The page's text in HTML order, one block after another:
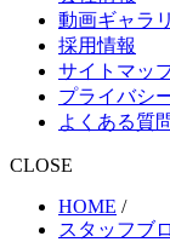
動画ギャラ
採用情報
サイトマッ
プライバシ
よくある質
CLOSE
HOME /
スタッフブ